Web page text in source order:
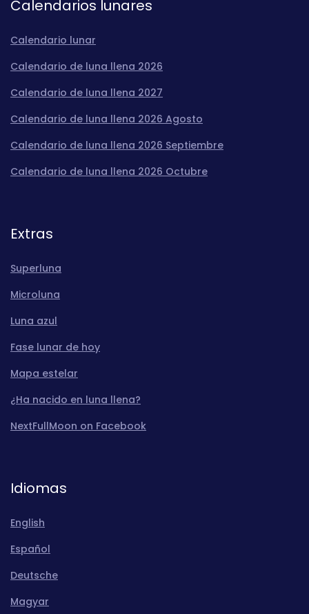
Calendarios lunares
Calendario lunar
Calendario de luna llena 2026
Calendario de luna llena 2027
Calendario de luna llena 2026 Agosto
Calendario de luna llena 2026 Septiembre
Calendario de luna llena 2026 Octubre
Extras
Superluna
Microluna
Luna azul
Fase lunar de hoy
Mapa estelar
¿Ha nacido en luna llena?
NextFullMoon on Facebook
Idiomas
English
Español
Deutsche
Magyar